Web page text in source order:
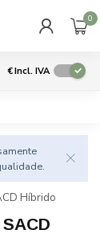
0
€Incl. IVA
Híbrido